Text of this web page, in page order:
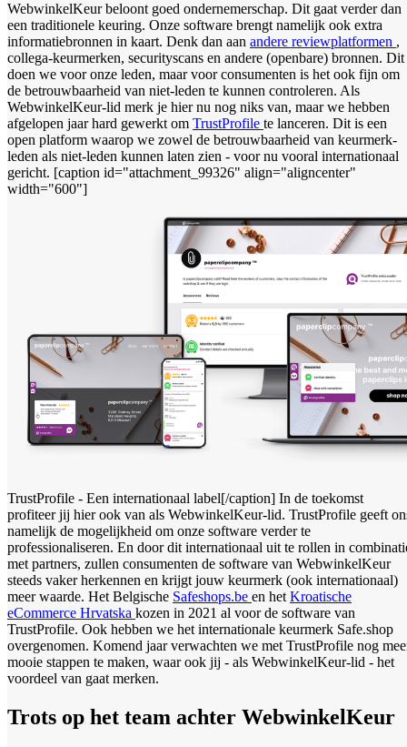
WebwinkelKeur beloont goed ondernemerschap. Dit gaat verder dan
een traditionele keuring. Onze software brengt namelijk ook extra
informatiebronnen in kaart. Denk dan aan andere reviewplatformen ,
collega-keurmerken, securityscans en andere (openbare) bronnen. Dit
doen we voor onze leden, maar voor consumenten is het ook fijn om
de betrouwbaarheid van niet-leden te kunnen controleren. Als
WebwinkelKeur-lid merk je hier nu nog niks van, maar we hebben
afgelopen jaar hard gewerkt om TrustProfile te lanceren. Dit is een
open platform waarop we zowel de betrouwbaarheid van keurmerk-
leden als niet-leden kunnen laten zien - voor nu vooral internationaal
gericht. [caption id="attachment_99326" align="aligncenter"
width="600"]
TrustProfile - Een internationaal label[/caption] In de toekomst
profiteer jij hier ook van als WebwinkelKeur-lid. TrustProfile geeft
namelijk de mogelijkheid om onze software verder te
professionaliseren. En door dit internationaal uit te rollen in
met partners, zullen consumenten de software van WebwinkelKeur
steeds vaker herkennen en krijgt jouw keurmerk (ook internationaal)
meer waarde. Het Belgische Safeshops.be en hetKroatische
eCommerce Hrvatska kozen in 2021 al voor de software van
TrustProfile. Ook hebben we het internationale keurmerk Safe.shop
overgenomen. Komend jaar verwachten we met TrustProfile nog
mooie stappen te maken, waar ook jij - als WebwinkelKeur-lid - het
voordeel van gaat merken.
Trots op het team achter WebwinkelKeur